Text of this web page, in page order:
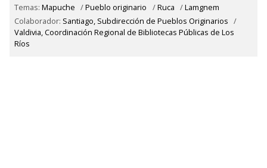
Temas: Mapuche /Pueblo originario /Ruca /Lamgnem
Colaborador: Santiago, Subdirección de Pueblos Originarios /
Valdivia, Coordinación Regional de Bibliotecas Públicas de Los
Ríos